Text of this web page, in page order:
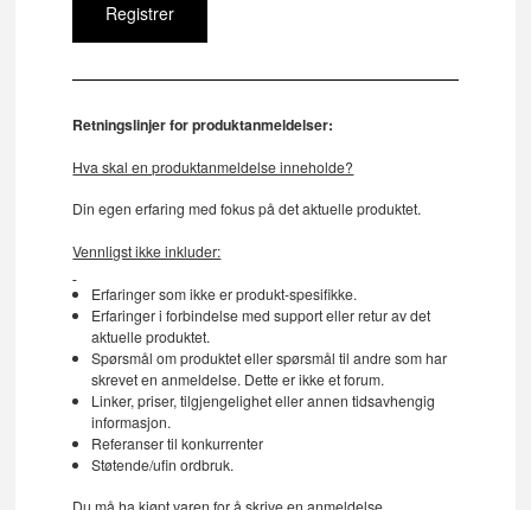
Retningslinjer for produktanmeldelser:
Hva skal en produktanmeldelse inneholde?
Din egen erfaring med fokus på det aktuelle produktet.
Vennligst ikke inkluder:
Erfaringer som ikke er produkt-spesifikke.
Erfaringer i forbindelse med support eller retur av det
aktuelle produktet.
Spørsmål om produktet eller spørsmål til andre som har
skrevet en anmeldelse. Dette er ikke et forum.
Linker, priser, tilgjengelighet eller annen tidsavhengig
informasjon.
Referanser til konkurrenter
Støtende/ufin ordbruk.